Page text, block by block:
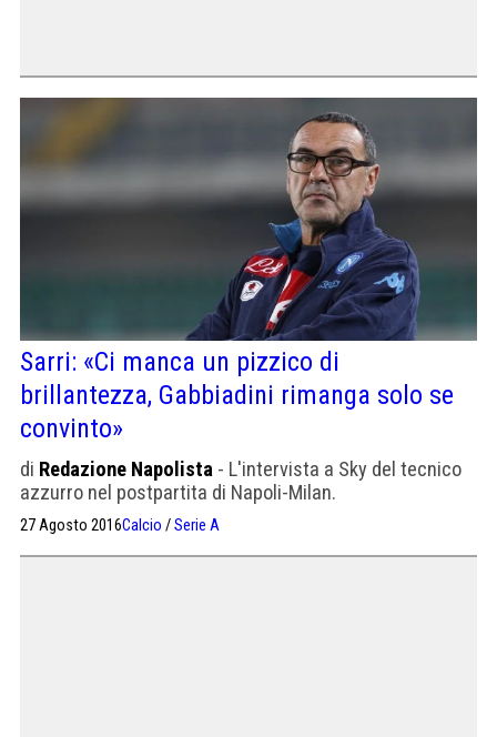
Sarri: «Ci manca un pizzico di
brillantezza, Gabbiadini rimanga solo se
convinto»
di Redazione Napolista - L'intervista a Sky del tecnico
azzurro nel postpartita di Napoli-Milan.
27 Agosto 2016Calcio /Serie A